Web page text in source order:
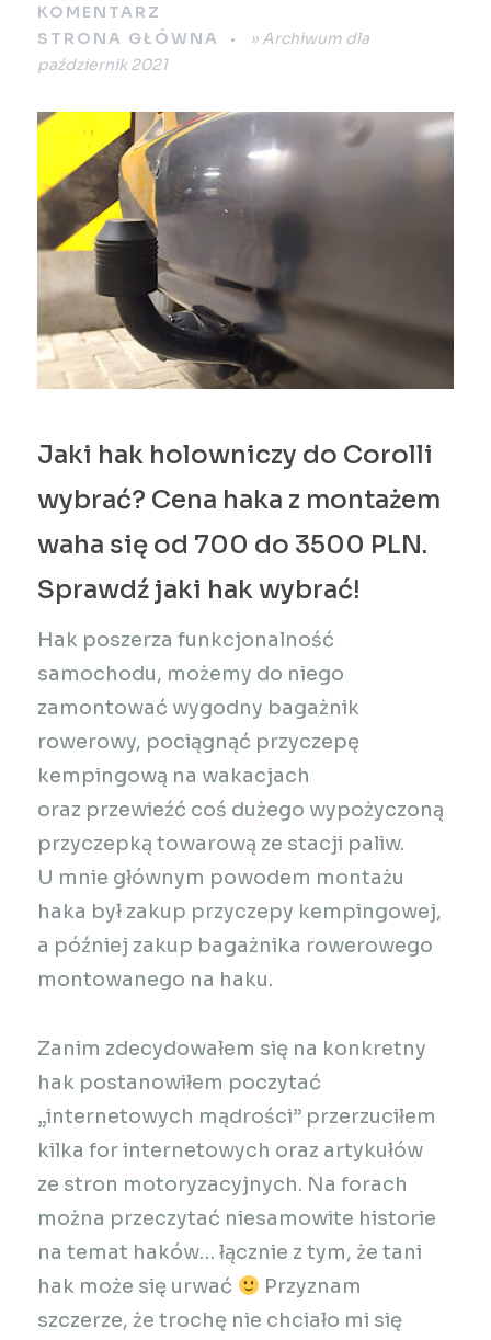
KOMENTARZ
STRONA GŁÓWNA
» Archiwum dla
październik 2021
Jaki hak holowniczy do Corolli
wybrać? Cena haka z montażem
waha się od 700 do 3500 PLN.
Sprawdź jaki hak wybrać!
Hak poszerza funkcjonalność
samochodu, możemy do niego
zamontować wygodny bagażnik
rowerowy, pociągnąć przyczepę
kempingową na wakacjach
oraz przewieźć coś dużego wypożyczoną
przyczepką towarową ze stacji paliw.
U mnie głównym powodem montażu
haka był zakup przyczepy kempingowej,
a później zakup bagażnika rowerowego
montowanego na haku.
Zanim zdecydowałem się na konkretny
hak postanowiłem poczytać
„internetowych mądrości” przerzuciłem
kilka for internetowych oraz artykułów
ze stron motoryzacyjnych. Na forach
można przeczytać niesamowite historie
na temat haków… łącznie z tym, że tani
hak może się urwać
Przyznam
szczerze, że trochę nie chciało mi się